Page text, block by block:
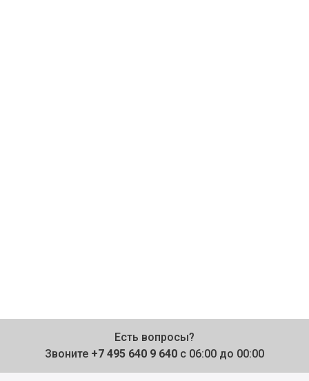
Есть вопросы?
Звоните +7 495 640 9 640 с 06:00 до 00:00